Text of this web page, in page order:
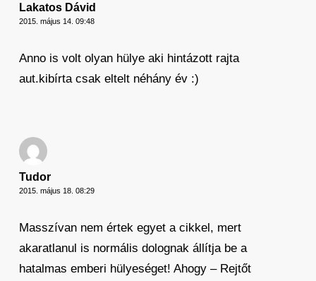
Lakatos Dávid
2015. május 14. 09:48
Anno is volt olyan hülye aki hintázott rajta
aut.kibírta csak eltelt néhány év :)
Tudor
2015. május 18. 08:29
Masszívan nem értek egyet a cikkel, mert
akaratlanul is normális dolognak állítja be a
hatalmas emberi hülyeséget! Ahogy – Rejtőt